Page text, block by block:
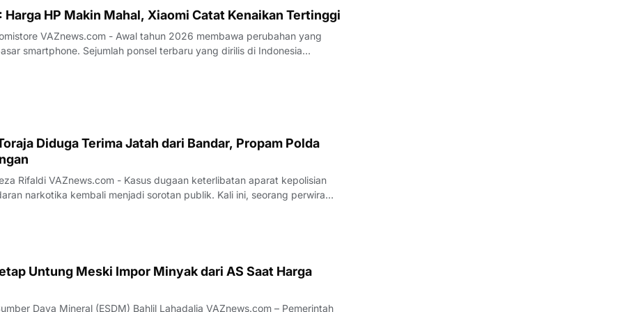
Harga HP Makin Mahal, Xiaomi Catat Kenaikan Tertinggi
perubahan yang
smartphone. Sejumlah ponsel terbaru yang dirilis di Indonesia
harga dibandingkan generasi sebelumnya. Tren ini terjadi pada
Diduga Terima Jatah dari Bandar, Propam Polda
aparat kepolisian
narkotika kembali menjadi sorotan publik. Kali ini, seorang perwira
Kepala Satuan (Kasat) Narkoba di Polres Toraja Utara, Sulawesi
Untung Meski Impor Minyak dari AS Saat Harga
Mineral (ESDM) Bahlil Lahadalia VAZnews.com – Pemerintah